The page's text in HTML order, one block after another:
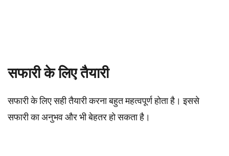
सफारी के लिए तैयारी
सफारी के लिए सही तैयारी करना बहुत महत्वपूर्ण होता है। इससे
सफारी का अनुभव और भी बेहतर हो सकता है।